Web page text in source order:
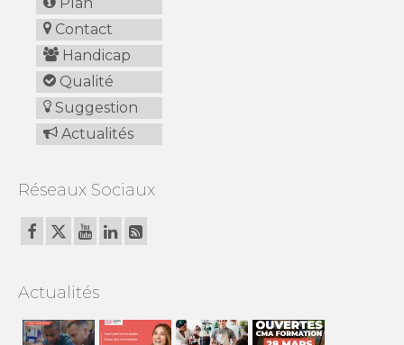
Contact
Handicap
Qualité
Suggestion
Actualités
Réseaux Sociaux
Actualités